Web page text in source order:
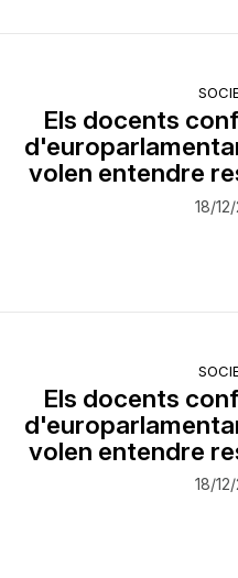
Els docents
volen entendre
18/
Els docents
volen entendre
18/